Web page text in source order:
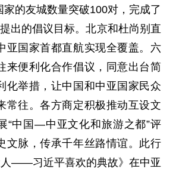
的友城数量突破100对，完成了
出的倡议目标。北京和杜尚别直
亚国家首都直航实现全覆盖。六
来便利化合作倡议，同意出台简
化举措，让中国和中亚国家民众
常往。各方商定积极推动互设文
“中国—中亚文化和旅游之都”评
文脉，传承千年丝路情谊。此行
人——习近平喜欢的典故》在中亚